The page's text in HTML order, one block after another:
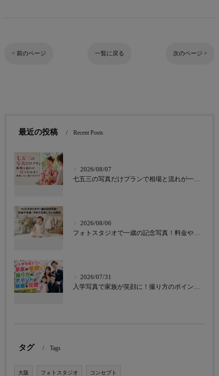
< 前のページ 一覧に戻る 次のページ >
最近の投稿 Recent Posts
2026/08/07
七五三の写真だけプランで相場と流れが一目でわかる！後悔しない選び方ガイド
2026/08/06
フォトスタジオで一歳の記念写真！料金や衣装・予約で失敗しない比較術
2026/07/31
入学写真で家族が笑顔に！撮り方のポイントと時期を攻略
タグ Tags
大阪 フォトスタジオ コンセプト